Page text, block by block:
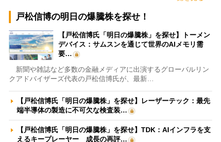
戸松信博の明日の爆騰株を探せ！
【戸松信博氏「明日の爆騰株」を探せ】トーメン
デバイス：サムスンを通じて世界のAIメモリ需
要…
新聞や雑誌など多数の金融メディアに出演するグローバルリン
クアドバイザーズ代表の戸松信博氏が、最新…
【戸松信博氏「明日の爆騰株」を探せ】レーザーテック：最先
端半導体の製造に不可欠な検査装…
【戸松信博氏「明日の爆騰株」を探せ】TDK：AIインフラを支
えるキープレーヤー 成長の再評…